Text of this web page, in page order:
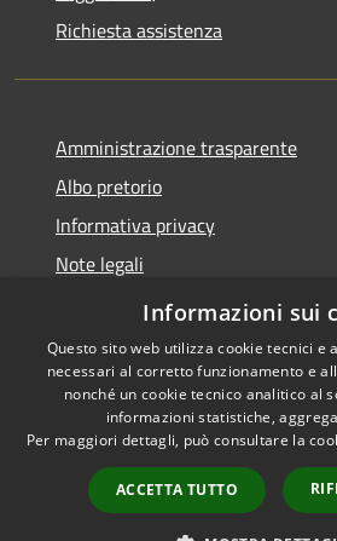
Richiesta assistenza
Amministrazione trasparente
Albo pretorio
Informativa privacy
Note legali
Dichiarazione di accessibilità
Accessibilità
Informazioni sui
Questo sito web utilizza cookie tecnici e
necessari al corretto funzionamento e
nonché un cookie tecnico analitico al
informazioni statistiche,
Per maggiori dettagli, può consultare la
ACCETTA TUTTO